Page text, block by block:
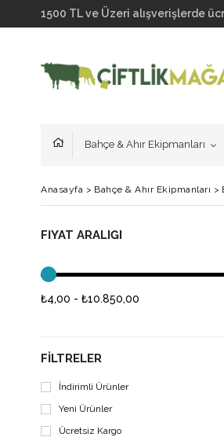
1500 TL ve Üzeri alışverişlerde
Bahçe & Ahır Ekipmanları
Anasayfa > Bahçe & Ahır Ekipmanları >
FIYAT ARALIĞI
₺4,00 - ₺10.850,00
FILTRELER
İndirimli Ürünler
Yeni Ürünler
Ücretsiz Kargo